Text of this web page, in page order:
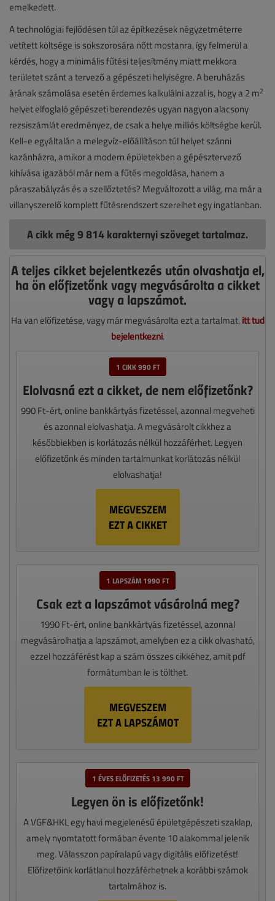
emelkedett.
A technológiai fejlődésen túl az építkezések négyzetméterre
vetített költsége is sokszorosára nőtt mostanra, így felmerül a
kérdés, hogy a minimális fűtési teljesítmény miatt mekkora
területet szánt a tervező a gépészeti helyiségre. A beruházás
árának számolása esetén érdemes kalkulálni azzal is, hogy a 2 m2
helyet elfoglaló gépészeti berendezés ugyan nagyon alacsony
rezsiszámlát eredményez, de csak a helye milliós költségbe kerül.
Kell-e egyáltalán a melegvíz-előállításon túl helyet szánni
kazánházra, amikor a modern épületekben a gépésztervező
kihívása igazából már nem a fűtés megoldása, hanem a
páraszabályzás és a szellőztetés? Megváltozott a világ, ma már a
villanyszerelő komplett fűtésrendszert szerelhet egy ingatlanban.
A cikk még 9 814 karakternyi szöveget tartalmaz.
A teljes cikket bejelentkezés után olvashatja el,
ha ön előfizetőnk vagy megvásárolta a cikket
vagy a lapszámot.
Ha van előfizetése, vagy már megvásárolta ezt a tartalmat, itt tud
bejelentkezni.
1 CIKK 990 FT
Elolvasná ezt a cikket, de nem előfizetőnk?
990 Ft-ért, online bankkártyás fizetéssel, azonnal megveheti
és azonnal elolvashatja. A megvásárolt cikkhez a
későbbiekben is korlátozás nélkül hozzáférhet. Legyen
előfizetőnk és minden tartalmunkat korlátozás nélkül
elolvashatja!
MEGVESZEM
EZT A CIKKET
1 LAPSZÁM 1990 FT
Csak ezt a lapszámot vásárolná meg?
1990 Ft-ért, online bankkártyás fizetéssel, azonnal
megvásárolhatja a lapszámot, amelyben ez a cikk olvasható,
ezzel hozzáférést kap a szám összes cikkéhez, amit pdf
formátumban le is tölthet.
MEGVESZEM
EZT A LAPSZÁMOT
1 ÉVES ELŐFIZETÉS 13 990 FT
Legyen ön is előfizetőnk!
A VGF&HKL egy havi megjelenésű épületgépészeti szaklap,
amely nyomtatott formában évente 10 alakommal jelenik
meg. Válasszon papíralapú vagy digitális előfizetést!
Előfizetőink korlátlanul hozzáférhetnek a korábbi számok
tartalmához is.